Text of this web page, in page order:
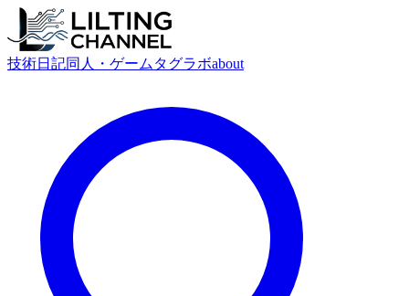
技術日記同人・ゲーム タグラボabout